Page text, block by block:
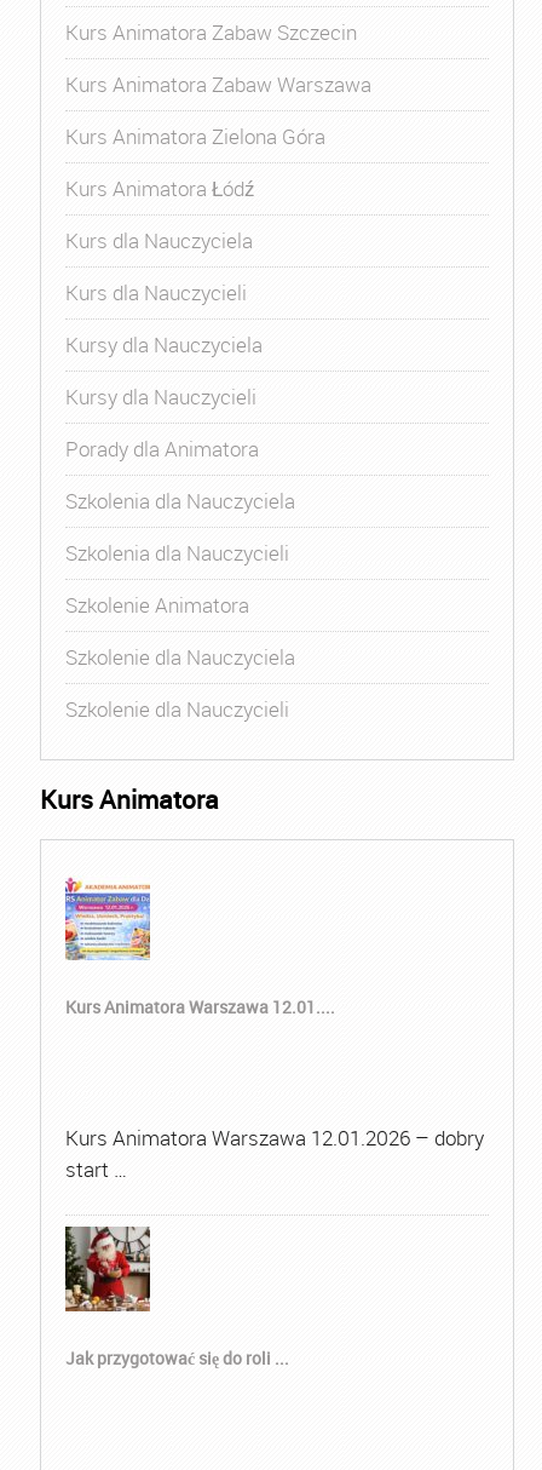
Kurs Animatora Zabaw Szczecin
Kurs Animatora Zabaw Warszawa
Kurs Animatora Zielona Góra
Kurs Animatora Łódź
Kurs dla Nauczyciela
Kurs dla Nauczycieli
Kursy dla Nauczyciela
Kursy dla Nauczycieli
Porady dla Animatora
Szkolenia dla Nauczyciela
Szkolenia dla Nauczycieli
Szkolenie Animatora
Szkolenie dla Nauczyciela
Szkolenie dla Nauczycieli
Kurs Animatora
Kurs Animatora Warszawa 12.01....
Kurs Animatora Warszawa 12.01.2026 – dobry
start …
Jak przygotować się do roli ...